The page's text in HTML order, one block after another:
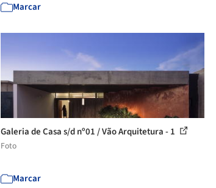
Marcar
Galeria de Casa s/d nº01 / Vão Arquitetura - 1
Foto
Marcar